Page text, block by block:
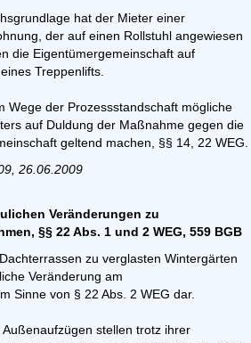
hat der Mieter einer
der auf einen Rollstuhl angewiesen
die Eigentümergemeinschaft auf
Treppenlifts.
Wege der Prozessstandschaft mögliche
auf Duldung der Maßnahme gegen die
geltend machen, §§ 14, 22 WEG.
26.06.2009
Veränderungen zu
§§ 22 Abs. 1 und 2 WEG, 559 BGB
zu verglasten Wintergärten
Veränderung am
Sinne von § 22 Abs. 2 WEG dar.
stellen trotz ihrer